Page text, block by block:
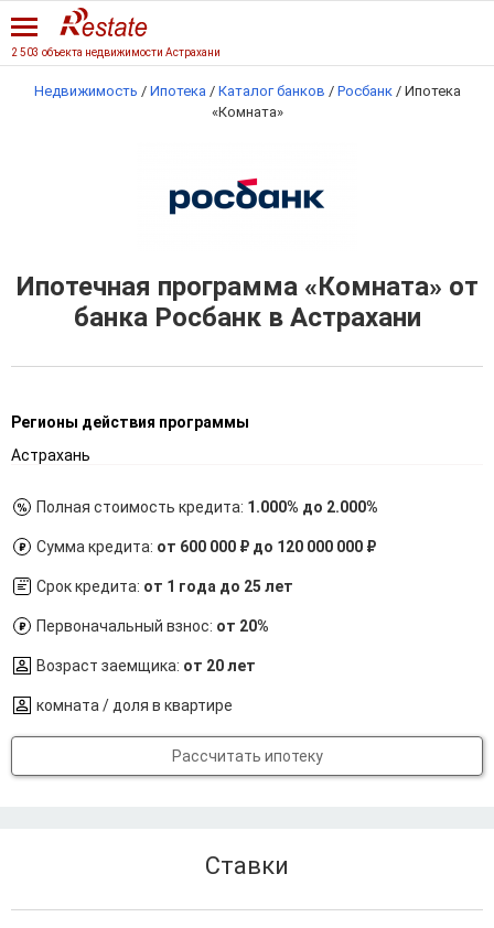
2 503 объекта недвижимости Астрахани
Недвижимость / Ипотека / Каталог банков / Росбанк / Ипотека
«Комната»
Ипотечная программа «Комната» от
банка Росбанк в Астрахани
Регионы действия программы
Астрахань
Полная стоимость кредита: 1.000% до 2.000%
Сумма кредита: от 600 000 ₽ до 120 000 000 ₽
Срок кредита: от 1 года до 25 лет
Первоначальный взнос: от 20%
Возраст заемщика: от 20 лет
комната / доля в квартире
Рассчитать ипотеку
Ставки